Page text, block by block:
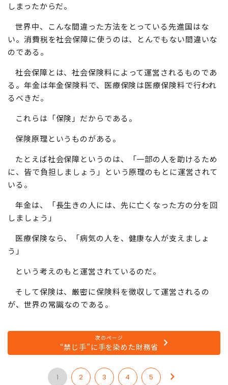
しまったからだ。
世界中、こんな間違った方法をとっている先進国はな
い。消費税を社会保障に使うのは、とんでもない間違いな
のである。
社会保障とは、社会保険料によって運営されるものであ
る。年金は年金保険料で、医療保険は医療保険料で行われ
るべきだ。
これらは「保険」だからである。
保険原理というものがある。
たとえば社会保障というのは、「一部の人を助けるため
に、皆で負担しましょう」という原理のもとに運営されて
いる。
年金は、「長生きの人には、先に亡くなった方の分を回
しましょう」
医療保険なら、「病気の人を、健康な人が支えましょ
う」
という考えのもと運営されているのだ。
そして保険は、厳密に保険料を徴収して運営されるの
が、世界の常識なのである。
次のページ
“禁じ手”に手を染めた財務省
1 2 3 4 5